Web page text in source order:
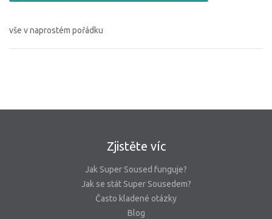
vše v naprostém pořádku
Zjistěte víc
Jak Super Soused funguje?
Jak se stát Super Sousedem?
Často kladené otázky
Blog